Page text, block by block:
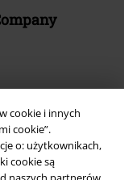
cookie i innych
cookie”.
o: użytkownikach,
cookie są